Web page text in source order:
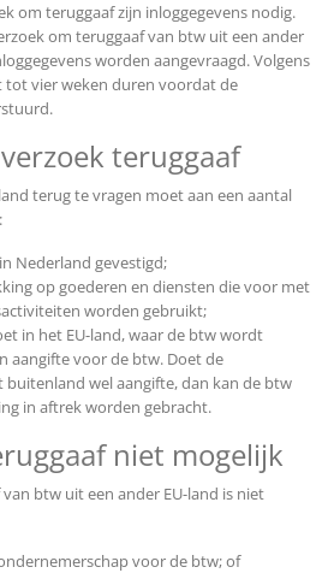
om teruggaaf zijn inloggegevens nodig.
om teruggaaf van btw uit een ander
worden aangevraagd. Volgens
tot vier weken duren voordat de
teruggaaf
terug te vragen moet aan een aantal
Nederland gevestigd;
op goederen en diensten die voor met
worden gebruikt;
in het EU-land, waar de btw wordt
aangifte voor de btw. Doet de
wel aangifte, dan kan de btw
in aftrek worden gebracht.
niet mogelijk
btw uit een ander EU-land is niet
voor de btw; of